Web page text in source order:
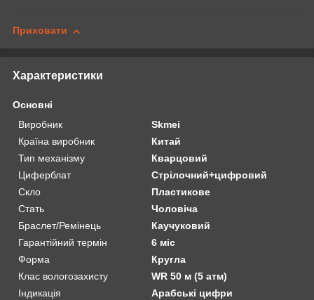
Приховати
Характеристики
Основні
Виробник
Skmei
Країна виробник
Китай
Тип механізму
Кварцовий
Циферблат
Стрілочний+цифровий
Скло
Пластикове
Стать
Чоловіча
Браслет/Ремінець
Каучуковий
Гарантійний термін
6 міс
Форма
Кругла
Клас вологозахисту
WR 50 м (5 атм)
Індикація
Арабські цифри